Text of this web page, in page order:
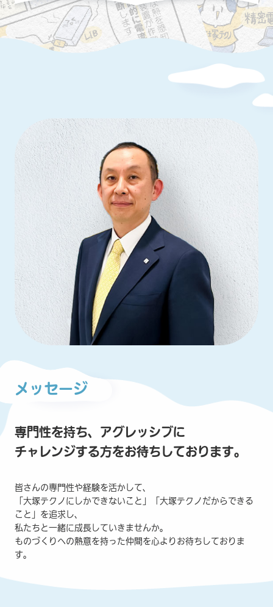
メッセージ
専門性を持ち、アグレッシブに
チャレンジする方をお待ちしております。
皆さんの専門性や経験を活かして、
「大塚テクノにしかできないこと」「大塚テクノだからできる
こと」を追求し、
私たちと一緒に成長していきませんか。
ものづくりへの熱意を持った仲間を心よりお待ちしておりま
す。